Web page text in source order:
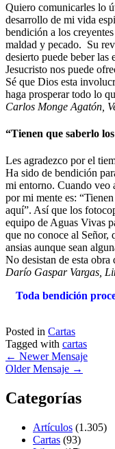
Quiero comunicarles lo
desarrollo de mi vida
bendición a los
maldad y pecado. Su
desierto puede beber las
Jesucristo nos puede
Sé que Dios esta
haga prosperar todo lo
Carlos Monge Agatón,
“Tienen que saberlo
Les agradezco por el
Ha sido de bendición
mi entorno. Cuando veo
por mi mente es:
aquí”. Así que los
equipo de Aguas Vivas
que no conoce al Señor,
ansias aunque sean
No desistan de esta obra
Darío Gaspar Vargas,
Toda bendición
Posted in Cartas
Tagged with cartas
← Newer Mensaje
Older Mensaje →
Categorías
Artículos (1.305)
Cartas (93)